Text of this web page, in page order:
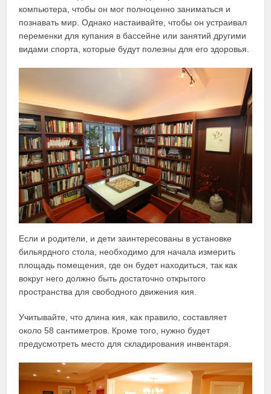
компьютера, чтобы он мог полноценно заниматься и
познавать мир. Однако настаивайте, чтобы он устраивал
переменки для купания в бассейне или занятий другими
видами спорта, которые будут полезны для его здоровья.
Если и родители, и дети заинтересованы в установке
бильярдного стола, необходимо для начала измерить
площадь помещения, где он будет находиться, так как
вокруг него должно быть достаточно открытого
пространства для свободного движения кия.
Учитывайте, что длина кия, как правило, составляет
около 58 сантиметров. Кроме того, нужно будет
предусмотреть место для складирования инвентаря.